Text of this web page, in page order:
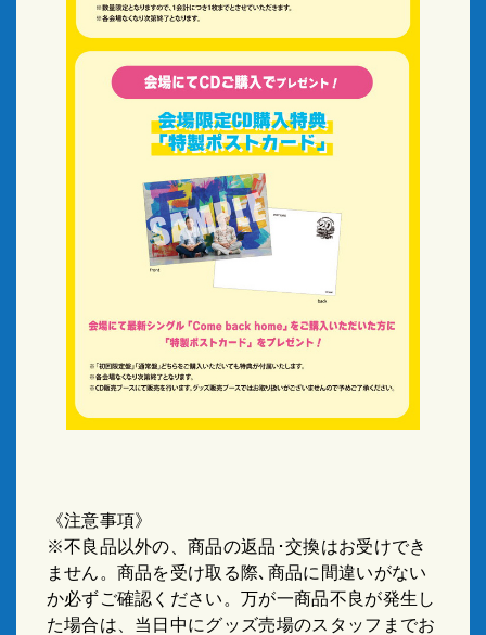
《注意事項》
※不良品以外の、商品の返品･交換はお受けでき
ません。商品を受け取る際､商品に間違いがない
か必ずご確認ください。万が一商品不良が発生し
た場合は、当日中にグッズ売場のスタッフまでお